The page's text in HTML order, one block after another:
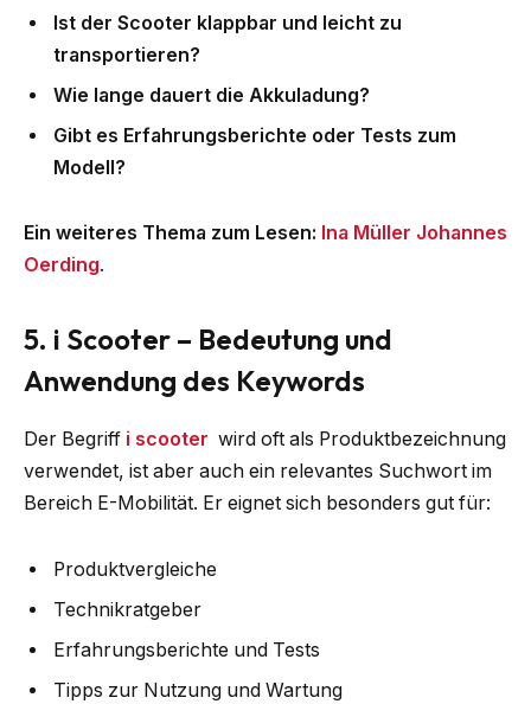
Ist der Scooter klappbar und leicht zu
transportieren?
Wie lange dauert die Akkuladung?
Gibt es Erfahrungsberichte oder Tests zum
Modell?
Ein weiteres Thema zum Lesen: Ina Müller Johannes
Oerding.
5. i Scooter – Bedeutung und
Anwendung des Keywords
Der Begriff i scooter wird oft als Produktbezeichnung
verwendet, ist aber auch ein relevantes Suchwort im
Bereich E-Mobilität. Er eignet sich besonders gut für:
Produktvergleiche
Technikratgeber
Erfahrungsberichte und Tests
Tipps zur Nutzung und Wartung